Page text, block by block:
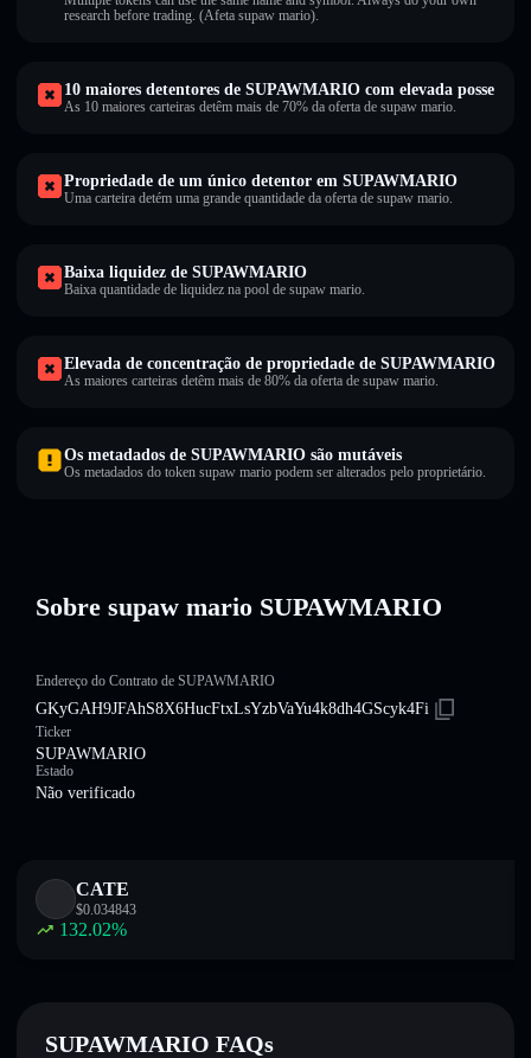
research before trading. (Afeta supaw mario).
10 maiores detentores de SUPAWMARIO com elevada posse
As 10 maiores carteiras detêm mais de 70% da oferta de supaw mario.
Propriedade de um único detentor em SUPAWMARIO
Uma carteira detém uma grande quantidade da oferta de supaw mario.
Baixa liquidez de SUPAWMARIO
Baixa quantidade de liquidez na pool de supaw mario.
Elevada de concentração de propriedade de SUPAWMARIO
As maiores carteiras detêm mais de 80% da oferta de supaw mario.
Os metadados de SUPAWMARIO são mutáveis
Os metadados do token supaw mario podem ser alterados pelo proprietário.
Sobre supaw mario SUPAWMARIO
Endereço do Contrato de SUPAWMARIO
GKyGAH9JFAhS8X6HucFtxLsYzbVaYu4k8dh4GScyk4Fi
Ticker
SUPAWMARIO
Estado
Não verificado
CATE
$0.034843
132.02%
SUPAWMARIO FAQs